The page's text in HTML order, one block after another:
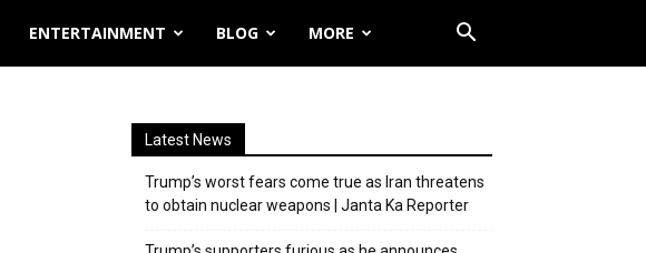
ENTERTAINMENT BLOG MORE
Latest News
Trump’s worst fears come true as Iran threatens
to obtain nuclear weapons | Janta Ka Reporter